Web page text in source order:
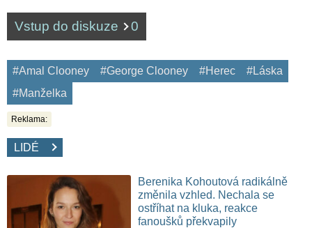
Vstup do diskuze 0
#Amal Clooney #George Clooney #Herec
#Láska
#Manželka
Reklama:
LIDÉ
Berenika Kohoutová radikálně
změnila vzhled. Nechala se
ostříhat na kluka, reakce
fanoušků překvapily